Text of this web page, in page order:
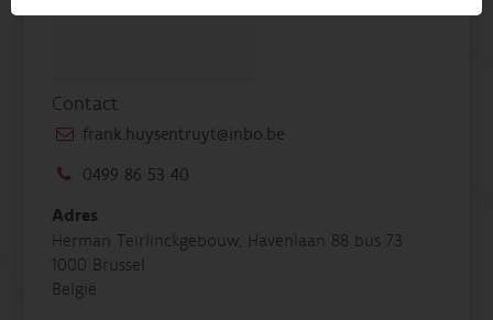
Contact
frank.huysentruyt@inbo.be
0499 86 53 40
Adres
Herman Teirlinckgebouw, Havenlaan 88 bus 73
1000 Brussel
België